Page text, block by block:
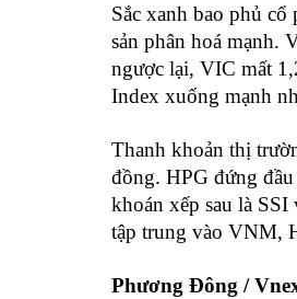
Sắc xanh bao phủ
sản phân hoá mạnh.
ngược lại, VIC mất
Index xuống mạnh
Thanh khoản thị
đồng. HPG đứng
khoán xếp sau là
tập trung vào VNM,
Phương Đông /